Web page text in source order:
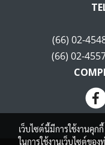
(66) 02-
(66) 02-
เว็บไซต์นี้มีการใช้งานคุ
ในการใช้งานเว็บไซต์ขอ